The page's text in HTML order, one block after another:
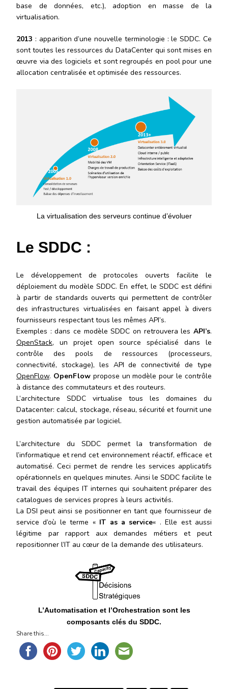
base de données, etc.), adoption en masse de la
virtualisation.
2013 : apparition d’une nouvelle terminologie : le SDDC. Ce
sont toutes les ressources du DataCenter qui sont mises en
œuvre via des logiciels et sont regroupés en pool pour une
allocation centralisée et optimisée des ressources.
La virtualisation des serveurs continue d’évoluer
Le SDDC :
Le développement de protocoles ouverts facilite le
déploiement du modèle SDDC. En effet, le SDDC est défini
à partir de standards ouverts qui permettent de contrôler
des infrastructures virtualisées en faisant appel à divers
fournisseurs respectant tous les mêmes API’s.
Exemples : dans ce modèle SDDC on retrouvera les API’s.
OpenStack, un projet open source spécialisé dans le
contrôle des pools de ressources (processeurs,
connectivité, stockage), les API de connectivité de type
OpenFlow. OpenFlow propose un modèle pour le contrôle
à distance des commutateurs et des routeurs.
L’architecture SDDC virtualise tous les domaines du
Datacenter: calcul, stockage, réseau, sécurité et fournit une
gestion automatisée par logiciel.
L’architecture du SDDC permet la transformation de
l’informatique et rend cet environnement réactif, efficace et
automatisé. Ceci permet de rendre les services applicatifs
opérationnels en quelques minutes. Ainsi le SDDC facilite le
travail des équipes IT internes qui souhaitent préparer des
catalogues de services propres à leurs activités.
La DSI peut ainsi se positionner en tant que fournisseur de
service d’où le terme « IT as a service« . Elle est aussi
légitime par rapport aux demandes métiers et peut
repositionner l’IT au cœur de la demande des utilisateurs.
L’Automatisation et l’Orchestration sont les
composants clés du SDDC.
Share this...